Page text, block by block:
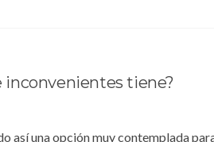
inconvenientes tiene?
así una opción muy contemplada